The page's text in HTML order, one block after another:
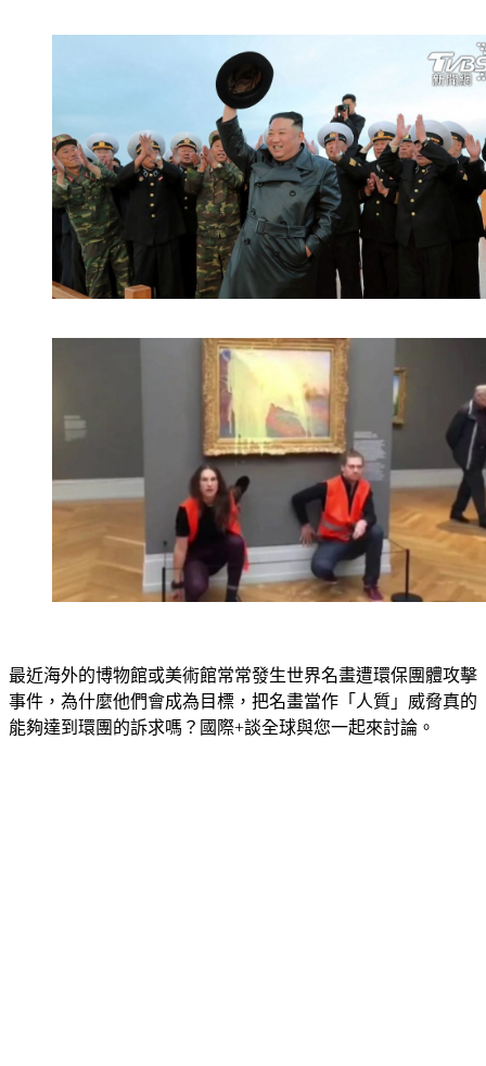
最近海外的博物館或美術館常常發生世界名畫遭環保團體攻擊
事件，為什麼他們會成為目標，把名畫當作「人質」威脅真的
能夠達到環團的訴求嗎？國際+談全球與您一起來討論。